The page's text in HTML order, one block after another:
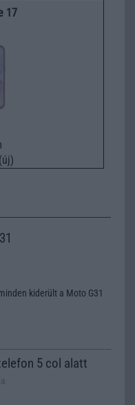
17
kiderült a Moto G31
5 col alatt